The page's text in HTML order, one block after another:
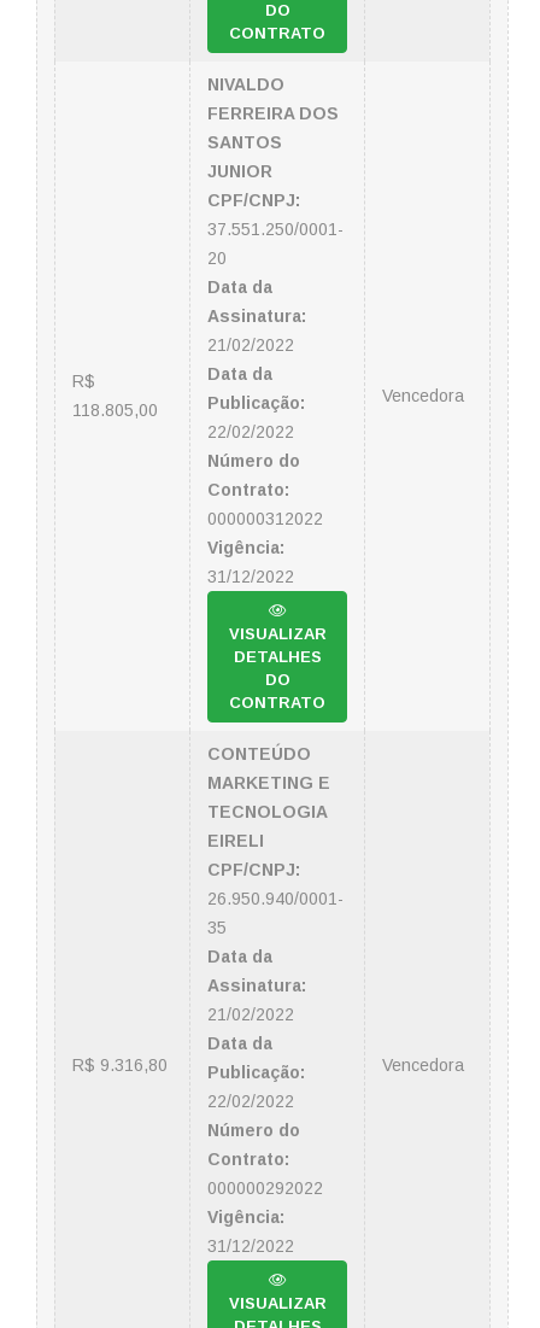
DO
CONTRATO
R$
118.805,00
NIVALDO
FERREIRA DOS
SANTOS
JUNIOR
CPF/CNPJ:
37.551.250/0001-
20
Data da
Assinatura:
21/02/2022
Data da
Publicação:
22/02/2022
Número do
Contrato:
000000312022
Vigência:
31/12/2022
VISUALIZAR
DETALHES
DO
CONTRATO
Vencedora
R$ 9.316,80
CONTEÚDO
MARKETING E
TECNOLOGIA
EIRELI
CPF/CNPJ:
26.950.940/0001-
35
Data da
Assinatura:
21/02/2022
Data da
Publicação:
22/02/2022
Número do
Contrato:
000000292022
Vigência:
31/12/2022
VISUALIZAR
Vencedora